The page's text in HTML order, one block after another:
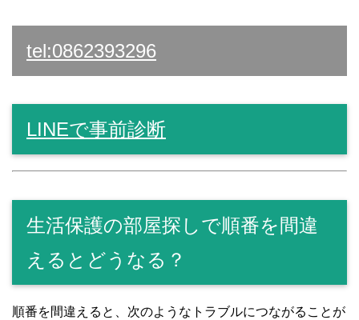
tel:0862393296
LINEで事前診断
生活保護の部屋探しで順番を間違
えるとどうなる？
順番を間違えると、次のようなトラブルにつながることが